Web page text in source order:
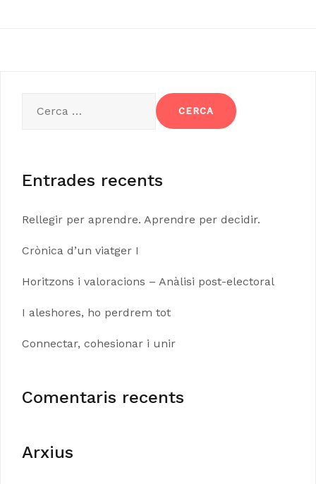
Entrades recents
Rellegir per aprendre. Aprendre per decidir.
Crònica d’un viatger I
Horitzons i valoracions – Anàlisi post-electoral
I aleshores, ho perdrem tot
Connectar, cohesionar i unir
Comentaris recents
Arxius